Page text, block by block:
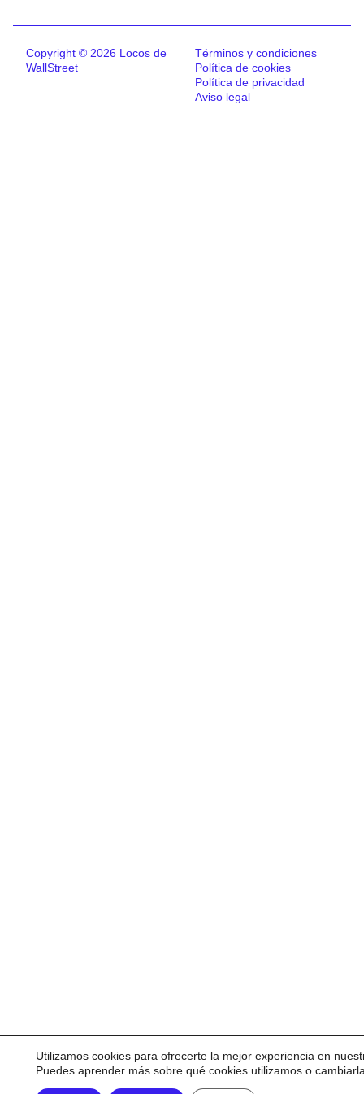
Copyright © 2026 Locos de
WallStreet
Términos y condiciones
Política de cookies
Política de privacidad
Aviso legal
Utilizamos cookies para ofrecerte la mejor experiencia en
Puedes aprender más sobre qué cookies utilizamos o